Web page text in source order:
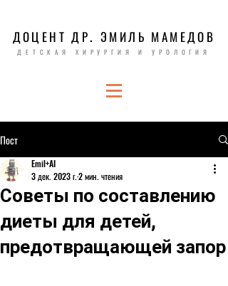
ДОЦЕНТ ДР. ЭМИЛЬ МАМЕДОВ
ДЕТСКАЯ ХИРУРГИЯ И УРОЛОГИЯ
Пост
Советы по составлению
диеты для детей,
предотвращающей запор
Emil+AI
3 дек. 2023 г.2 мин. чтения